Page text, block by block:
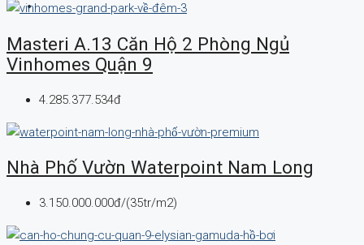
Masteri A.13 Căn Hộ 2 Phòng Ngủ
Vinhomes Quận 9
4.285.377.534đ
Nhà Phố Vườn Waterpoint Nam Long
3.150.000.000đ/(35tr/m2)